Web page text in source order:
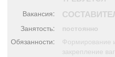
Вакансия:
Занятость:
постоянно
Обязанности:
Формирование
закрепление